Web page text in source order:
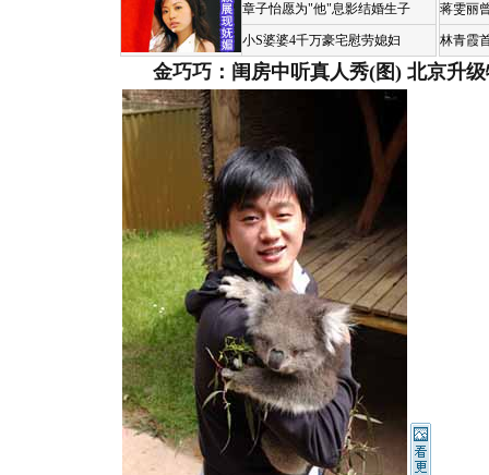
章子怡愿为"他"息影结婚生子
小S婆婆4千万豪宅慰劳媳妇
蒋雯丽
林青霞
金巧巧：闺房中听真人秀(图) 北京升